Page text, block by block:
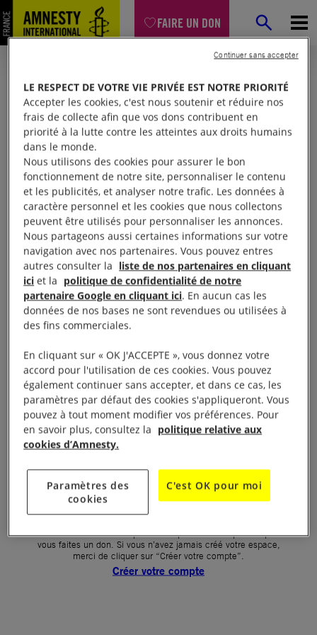
FAIRE UN DON
Mon espace
Connexion
Votre adresse email (obligatoire)
Mot de passe oublié ?
Un problème de connexion ?
Première connexion ?
La création de votre espace n’est pas automatique lorsque
vous faites un don. Si vous n’avez jamais créé votre espace,
merci de cliquer sur “Créer votre compte”.
Créer votre compte
LE RESPECT DE VOTRE VIE PRIVÉE EST NOTRE PRIORITÉ
Accepter les cookies, c'est nous soutenir et réduire nos
frais de collecte afin que vos dons contribuent en
priorité à la lutte contre les atteintes aux droits humains
dans le monde.
Nous utilisons des cookies pour assurer le bon
fonctionnement de notre site, personnaliser le contenu
et les publicités, et analyser notre trafic. Les données à
caractère personnel et les cookies que nous collectons
peuvent être utilisés pour personnaliser les annonces.
Nous partageons aussi certaines informations sur votre
navigation avec nos partenaires. Vous pouvez entres
autres consulter la liste de nos partenaires en cliquant
ici et la politique de confidentialité de notre
partenaire Google en cliquant ici. En aucun cas les
données de nos bases ne sont revendues ou utilisées à
des fins commerciales.
En cliquant sur « OK J'ACCEPTE », vous donnez votre
accord pour l'utilisation de ces cookies. Vous pouvez
également continuer sans accepter, et dans ce cas, les
paramètres par défaut des cookies s'appliqueront. Vous
pouvez à tout moment modifier vos préférences. Pour
en savoir plus, consultez la politique relative aux
cookies d’Amnesty.
Paramètres des
cookies
C'est OK pour moi
Continuer sans accepter